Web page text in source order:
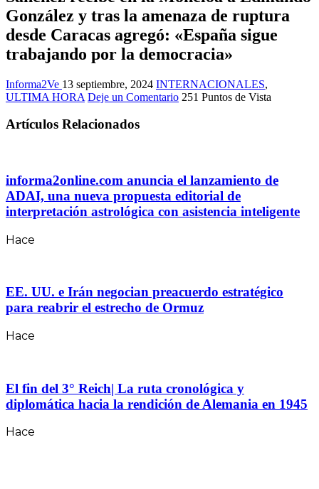
González y tras la amenaza de ruptura
desde Caracas agregó: «España sigue
trabajando por la democracia»
Informa2Ve 13 septiembre, 2024 INTERNACIONALES,
ULTIMA HORA Deje un Comentario 251 Puntos de Vista
Artículos Relacionados
informa2online.com anuncia el lanzamiento de
ADAI, una nueva propuesta editorial de
interpretación astrológica con asistencia inteligente
Hace
EE. UU. e Irán negocian preacuerdo estratégico
para reabrir el estrecho de Ormuz
Hace
El fin del 3° Reich| La ruta cronológica y
diplomática hacia la rendición de Alemania en 1945
Hace